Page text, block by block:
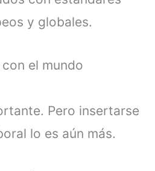
y globales.
el mundo
Pero insertarse
lo es aún más.